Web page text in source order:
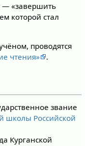
— «завершить
которой стал
проводятся
чтения»
.
звание
школы Российской
Курганской